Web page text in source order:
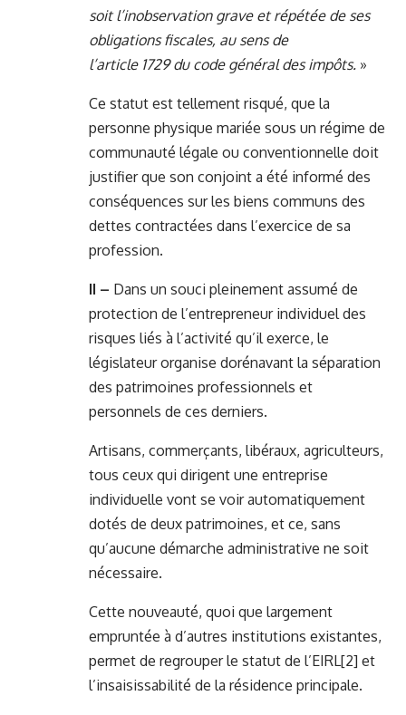
soit l’inobservation grave et répétée de ses
obligations fiscales, au sens de
l’article 1729du code général des impôts. »
Ce statut est tellement risqué, que la
personne physique mariée sous un régime de
communauté légale ou conventionnelle doit
justifier que son conjoint a été informé des
conséquences sur les biens communs des
dettes contractées dans l’exercice de sa
profession.
II – Dans un souci pleinement assumé de
protection de l’entrepreneur individuel des
risques liés à l’activité qu’il exerce, le
législateur organise dorénavant la séparation
des patrimoines professionnels et
personnels de ces derniers.
Artisans, commerçants, libéraux, agriculteurs,
tous ceux qui dirigent une entreprise
individuelle vont se voir automatiquement
dotés de deux patrimoines, et ce, sans
qu’aucune démarche administrative ne soit
nécessaire.
Cette nouveauté, quoi que largement
empruntée à d’autres institutions existantes,
permet de regrouper le statut de l’EIRL[2] et
l’insaisissabilité de la résidence principale.